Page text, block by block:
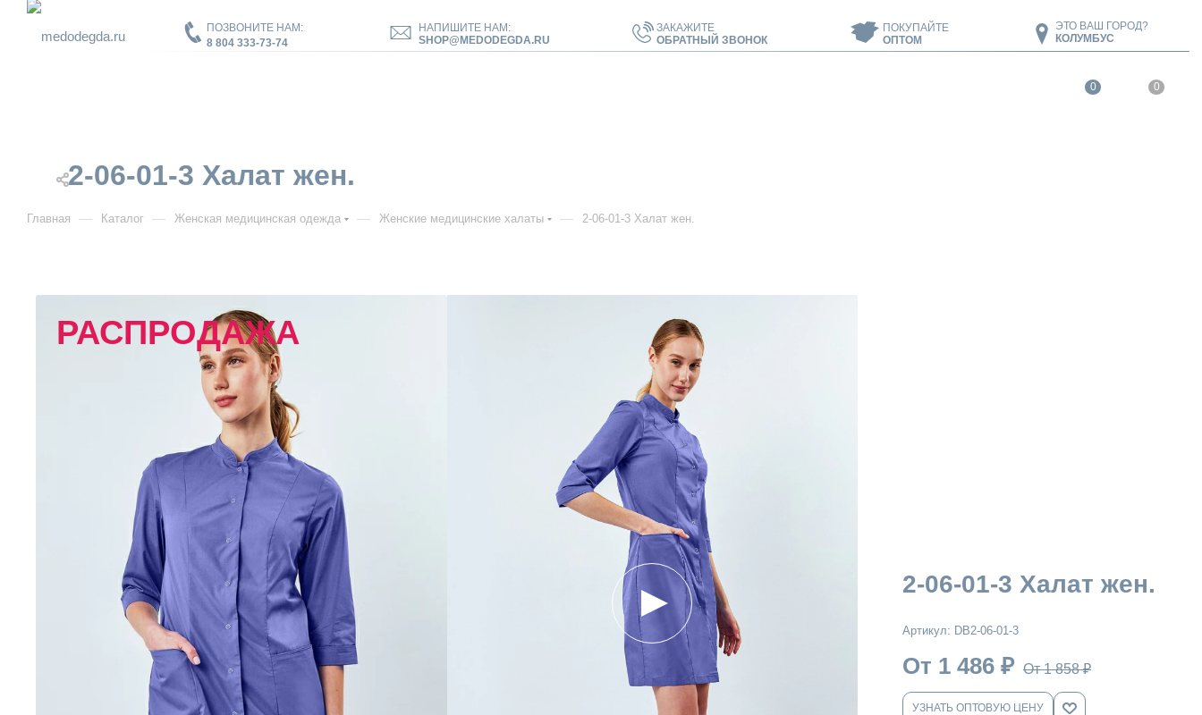
ПОЗВОНИТЕ НАМ:
8 804 333-73-74
НАПИШИТЕ НАМ:
SHOP@MEDODEGDA.RU
ЗАКАЖИТЕ
ОБРАТНЫЙ ЗВОНОК
ПОКУПАЙТЕ
ОПТОМ
ЭТО ВАШ ГОРОД?
КОЛУМБУС
0 0
2-06-01-3 Халат жен.
Главная — Каталог — Женская медицинская одежда — Женские медицинские халаты — 2-06-01-3 Халат жен.
РАСПРОДАЖА
2-06-01-3 Халат жен.
Артикул: DB2-06-01-3
От 1 486 ₽ От 1 858₽
УЗНАТЬ ОПТОВУЮ ЦЕНУ